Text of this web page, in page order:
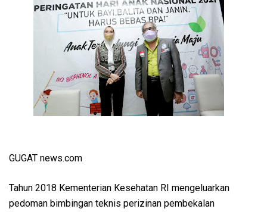
GUGAT news.com
Tahun 2018 Kementerian Kesehatan RI mengeluarkan
pedoman bimbingan teknis perizinan pembekalan